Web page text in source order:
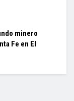
minero
Fe en El